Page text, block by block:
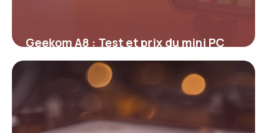
Geekom A8 : Test et prix du mini PC
2026